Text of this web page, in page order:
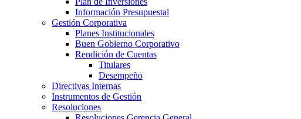
Información Presupuestal
Gestión Corporativa
Planes Institucionales
Buen Gobierno Corporativo
Rendición de Cuentas
Titulares
Desempeño
Directivas Internas
Instrumentos de Gestión
Resoluciones